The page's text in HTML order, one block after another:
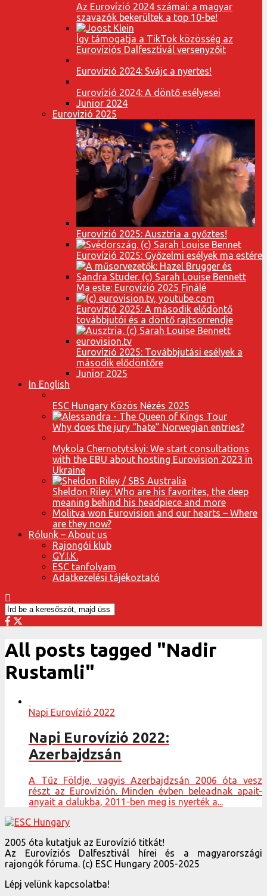
Az Eurovízió 2024 számai: a magyar
szavazók bekerültek a top 10-be!
Így támogatja a TikTok közösség az
Eurovíziós Dalfesztivál versenyzőit
Eurovízió 2024: Svájc a nyertes!
Eurovízió 2024: A döntő esélyesei
Junior 2024
Eurovízió 2025
Eurovízió 2025: Ausztria a győztes!
Eurovízió 2025: Győzelmi esélyek ma estére
Ma este: Eurovízió 2025 Finálé
Eurovízió 2025: A második elődöntő
továbbjutói és a döntő rajtsorrendje
Eurovízió 2025: Továbbjutási esélyek a
második elődöntőre
Junior 2025
In English
ESC Hungary Közös Nézés 2025
Why does the jury “hate” Norwegian entries?
Mykola Chernotytskyi: We start consultations
with the EBU about hosting Eurovision 2023 in
Ukraine
Sheldon Riley: Who are his favorites, the deep
meaning behind his headpiece and more
Molitva won Eurovision and our hearts – Where
are they now?
Rólunk – About us
Rajongói klub
GY.I.K.
ESC tanfolyam
Adatkezelési tájékoztató
All posts tagged "Nadir
Rustamli"
Napi Eurovízió 2022
Napi Eurovízió 2022:
Azerbajdzsán
A Tűz Földje, vagyis Azerbajdzsán 2006 óta vesz
részt az Eurovízión. Minden évben beleadnak apait-
anyait a dalukba, 2011-ben meg is nyerték a...
2005 óta kutatjuk az Eurovízió titkát!
Az Eurovíziós Dalfesztivál hírei és a magyarországi
rajongók fóruma. (c) ESC Hungary 2005-2025
Lépj velünk kapcsolatba!